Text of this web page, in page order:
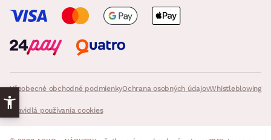
Všeobecné obchodné podmienkyOchrana osobných údajovWhistleblowing
Pravidlá používania cookies